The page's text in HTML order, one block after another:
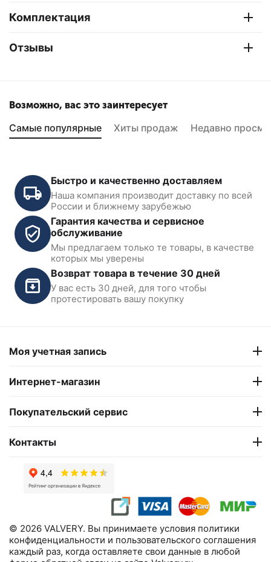
Комплектация
Отзывы
Возможно, вас это заинтересует
Самые популярные Хиты продаж Недавно
Трещотка пневматическая,
1/4", 41 Нм NP0141
В наличии
Быстро и качественно доставляем
Наша компания производит доставку по всей
России и ближнему зарубежью
Гарантия качества и сервисное
обслуживание
Мы предлагаем только те товары, в качестве
которых мы уверены
Возврат товара в течение 30 дней
У вас есть 30 дней, для того чтобы
протестировать вашу покупку
Моя учетная запись
Интернет-магазин
Покупательский сервис
Контакты
© 2026 VALVERY. Вы принимаете условия политики
конфиденциальности и пользовательского соглашения
каждый раз, когда оставляете свои данные в любой